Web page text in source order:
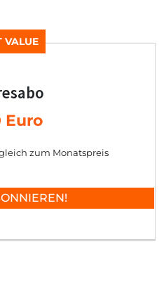
VALUE
Euro
zum Monatspreis